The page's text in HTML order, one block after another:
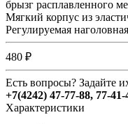
брызг расплавленного
Мягкий корпус из
Регулируемая
480 ₽
Есть вопросы? Задайте
+7(4242) 47-77-88, 77-41-
Характеристики